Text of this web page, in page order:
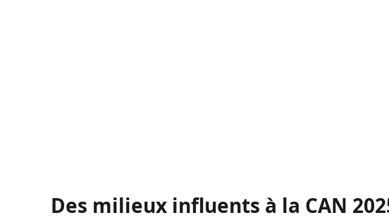
Des milieux influents à la CAN